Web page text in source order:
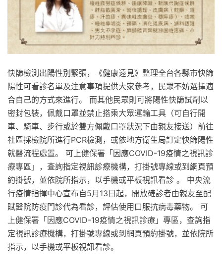
快篩檢測出陽性別緊張，《健康遠見》整理全台各縣市快篩
陽性可看診名單及注意事項提供大家參考，民眾不妨選擇適
合自己的方式來進行。 而其他民眾則可將陽性快篩試劑以
密封包裝，佩戴口罩並禁止搭乘大眾運輸工具（可自行開
車、騎車、步行或於雙方佩戴口罩狀況下由親友接送）前往
社區採檢院所進行PCR檢測，或依地方衛生局訂定快篩陽性
就醫流程處置。 可上健保署「因應COVID-19疫情之視訊診
療專區」，查詢指定視訊診療機構，打掛號專線或到網頁預
約掛號，並依院所指示，以手機或平板視訊看診 。 中央流
行疫情指揮中心宣布自5月13日起，開放確診者由親友至配
賦醫院防疫門診代為看診，評估使用口服抗病毒藥物。 可
上健保署「因應COVID-19疫情之視訊診療」專區，查詢指
定視訊診療機構，打掛號專線或到網頁預約掛號，並依院所
指示，以手機或平板視訊看診。